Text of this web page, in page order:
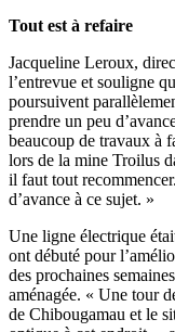
Tout est à refaire
Jacqueline Leroux,
l’entrevue et souligne
poursuivent
prendre un peu
beaucoup de travaux à
lors de la mine Troilus
il faut tout
d’avance à ce sujet. »
Une ligne électrique
ont débuté pour
des prochaines
aménagée. « Une tour
de Chibougamau et le